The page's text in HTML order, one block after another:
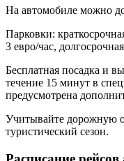
На автомобиле можно
Парковки:
3 евро/час,
Бесплатная посадка и
течение 15 минут в
предусмотрена
Учитывайте дорожную
туристический сезон.